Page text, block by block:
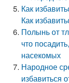
Как
Как
Полынь от
что
насекомых
Народное
избавиться